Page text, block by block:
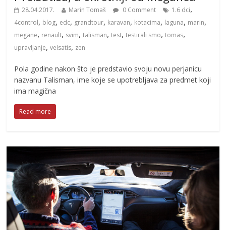
28.04.2017. Marin Tomaš 0 Comment 1.6 dci,
4control, blog, edc, grandtour, karavan, kotacima, laguna, marin,
megane, renault, svim,talisman,test,testirali smo,tomas,
upravljanje,velsatis, zen
Pola godine nakon što je predstavio svoju novu perjanicu
nazvanu Talisman, ime koje se upotrebljava za predmet koji
ima magična
Read more